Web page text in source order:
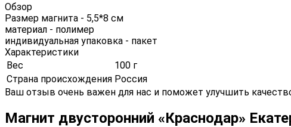
Обзор
Размер магнита - 5,5*8 см
материал - полимер
индивидуальная упаковка - пакет
Характеристики
Вес
100 г
Страна происхождения Россия
Ваш отзыв очень важен для нас и поможет улучшить
Магнит двусторонний «Краснодар»